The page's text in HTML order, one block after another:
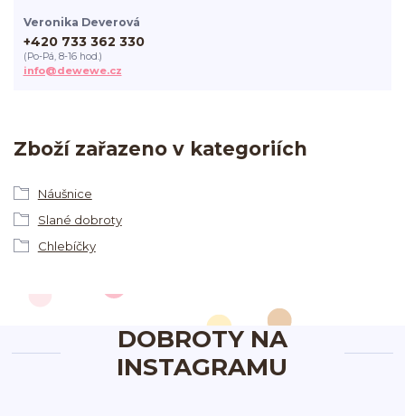
Zboží zařazeno v kategoriích
Náušnice
Slané dobroty
Chlebíčky
Veronika Deverová
+420 733 362 330
(Po-Pá, 8-16 hod.)
info@dewewe.cz
DOBROTY NA
INSTAGRAMU